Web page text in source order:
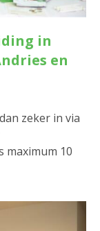
in
en
zeker in via
maximum 10